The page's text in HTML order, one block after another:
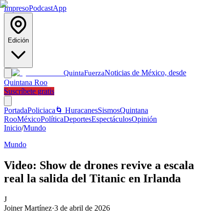
ImpresoPodcastApp
Edición
QuintaFuerzaNoticias de México, desde
Quintana Roo
Suscríbete gratis
PortadaPoliciaca 🌀 HuracanesSismosQuintana
RooMéxicoPolíticaDeportesEspectáculosOpinión
Inicio/Mundo
Mundo
Video: Show de drones revive a escala
real la salida del Titanic en Irlanda
J
Joiner Martínez·3 de abril de 2026